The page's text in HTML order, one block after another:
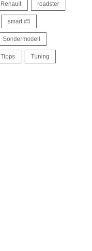
Renault roadster
smart #5
Sondermodell
Tipps Tuning